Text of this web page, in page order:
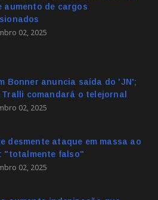
aumento de cargos
02, 2025
Bonner anuncia saída do 'JN';
Tralli comandará o telejornal
02, 2025
desmente ataque em massa ao
"totalmente falso"
02, 2025